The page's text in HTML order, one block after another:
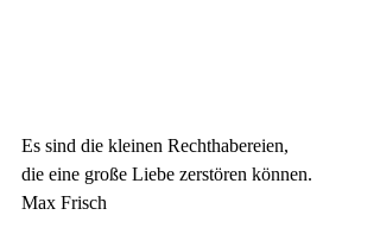
Es sind die kleinen Rechthabereien,
die eine große Liebe zerstören können.
Max Frisch